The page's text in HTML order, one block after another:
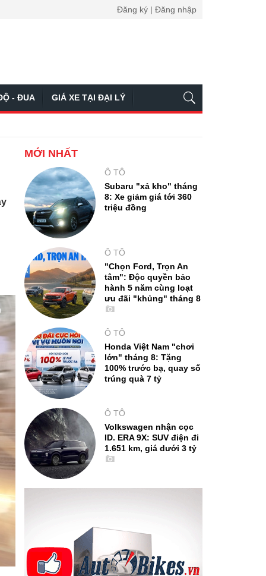
Đăng ký | Đăng nhập
- ĐUA GIÁ XE TẠI ĐẠI LÝ
MỚI NHẤT
Ô TÔ
Subaru "xả kho" tháng
8: Xe giảm giá tới 360
triệu đồng
Ô TÔ
"Chọn Ford, Trọn An
tâm": Độc quyền bảo
hành 5 năm cùng loạt
ưu đãi "khủng" tháng 8
Ô TÔ
Honda Việt Nam "chơi
lớn" tháng 8: Tặng
100% trước bạ, quay số
trúng quà 7 tỷ
Ô TÔ
Volkswagen nhận cọc
ID. ERA 9X: SUV điện đi
1.651 km, giá dưới 3 tỷ